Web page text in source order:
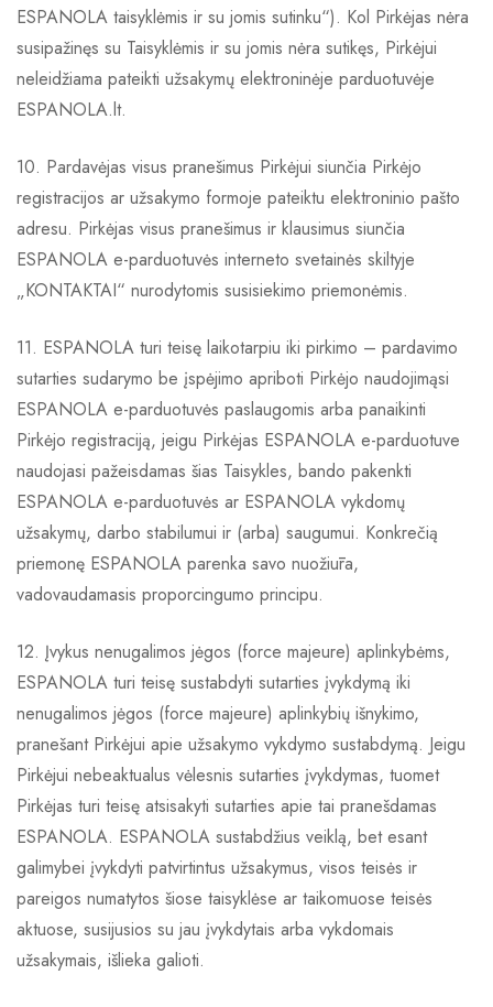
ESPANOLA taisyklėmis ir su jomis sutinku“). Kol Pirkėjas nėra
susipažinęs su Taisyklėmis ir su jomis nėra sutikęs, Pirkėjui
neleidžiama pateikti užsakymų elektroninėje parduotuvėje
ESPANOLA.lt.
10. Pardavėjas visus pranešimus Pirkėjui siunčia Pirkėjo
registracijos ar užsakymo formoje pateiktu elektroninio pašto
adresu. Pirkėjas visus pranešimus ir klausimus siunčia
ESPANOLA e-parduotuvės interneto svetainės skiltyje
„KONTAKTAI“ nurodytomis susisiekimo priemonėmis.
11. ESPANOLA turi teisę laikotarpiu iki pirkimo – pardavimo
sutarties sudarymo be įspėjimo apriboti Pirkėjo naudojimąsi
ESPANOLA e-parduotuvės paslaugomis arba panaikinti
Pirkėjo registraciją, jeigu Pirkėjas ESPANOLA e-parduotuve
naudojasi pažeisdamas šias Taisykles, bando pakenkti
ESPANOLA e-parduotuvės ar ESPANOLA vykdomų
užsakymų, darbo stabilumui ir (arba) saugumui. Konkrečią
priemonę ESPANOLA parenka savo nuožiūra,
vadovaudamasis proporcingumo principu.
12. Įvykus nenugalimos jėgos (force majeure) aplinkybėms,
ESPANOLA turi teisę sustabdyti sutarties įvykdymą iki
nenugalimos jėgos (force majeure) aplinkybių išnykimo,
pranešant Pirkėjui apie užsakymo vykdymo sustabdymą. Jeigu
Pirkėjui nebeaktualus vėlesnis sutarties įvykdymas, tuomet
Pirkėjas turi teisę atsisakyti sutarties apie tai pranešdamas
ESPANOLA. ESPANOLA sustabdžius veiklą, bet esant
galimybei įvykdyti patvirtintus užsakymus, visos teisės ir
pareigos numatytos šiose taisyklėse ar taikomuose teisės
aktuose, susijusios su jau įvykdytais arba vykdomais
užsakymais, išlieka galioti.